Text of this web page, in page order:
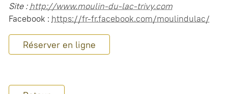
Site :http://www.moulin-du-lac-trivy.com
Facebook : https://fr-fr.facebook.com/moulindulac/
Réserver en ligne